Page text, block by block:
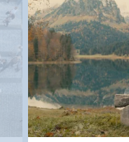
Anwil
Appenzell
Au SG
Baar
Baden
Balsthal
Balzers